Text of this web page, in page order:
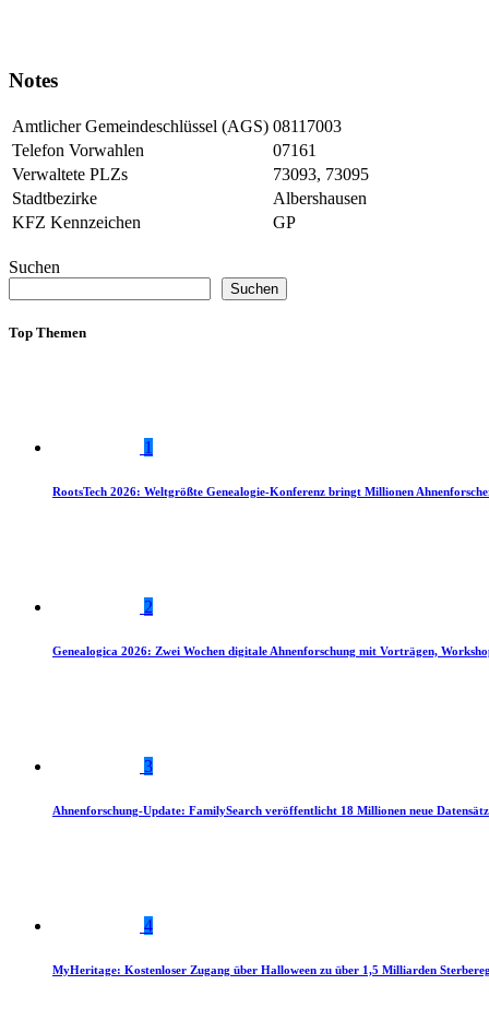
Notes
Amtlicher Gemeindeschlüssel (AGS) 08117003
Telefon Vorwahlen
07161
Verwaltete PLZs
73093, 73095
Stadtbezirke
Albershausen
KFZ Kennzeichen
GP
Suchen
Suchen
Top Themen
1
RootsTech 2026: Weltgrößte Genealogie-Konferenz bringt Millionen
2
Genealogica 2026: Zwei Wochen digitale Ahnenforschung mit Vorträgen,
3
Ahnenforschung-Update: FamilySearch veröffentlicht 18 Millionen neue
4
MyHeritage: Kostenloser Zugang über Halloween zu über 1,5 Milliarden